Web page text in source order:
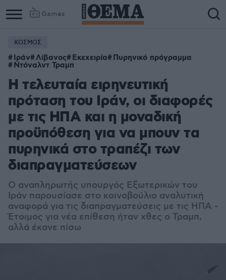
Games
ΚΟΣΜΟΣ
Ιράν Λίβανος Εκεχειρία Πυρηνικό πρόγραμμα
Ντόναλντ Τραμπ
Η τελευταία ειρηνευτική
πρόταση του Ιράν, οι διαφορές
με τις ΗΠΑ και η μοναδική
προϋπόθεση για να μπουν τα
πυρηνικά στο τραπέζι των
διαπραγματεύσεων
Ο αναπληρωτής υπουργός Εξωτερικών του
Ιράν παρουσίασε στο κοινοβούλιο αναλυτική
αναφορά για τις διαπραγματεύσεις με τις ΗΠΑ -
Έτοιμος για νέα επίθεση ήταν χθες ο Τραμπ,
αλλά έκανε πίσω